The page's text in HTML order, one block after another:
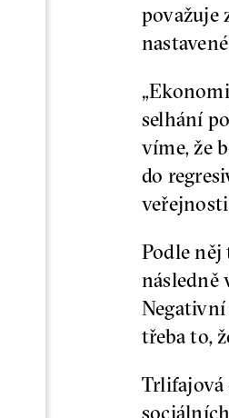
považuje
selhání
víme, že
do
Podle
následně
třeba to,
Trlifajová